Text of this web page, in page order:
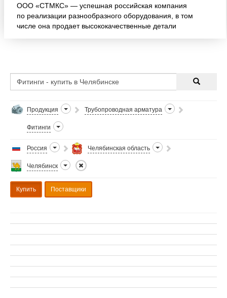
ООО «СТМКС» — успешная российская компания
по реализации разнообразного оборудования, в том
числе она продает высококачественные детали
Продукция Трубопроводная арматура
Фитинги
Россия Челябинская область
Челябинск
Купить Поставщики